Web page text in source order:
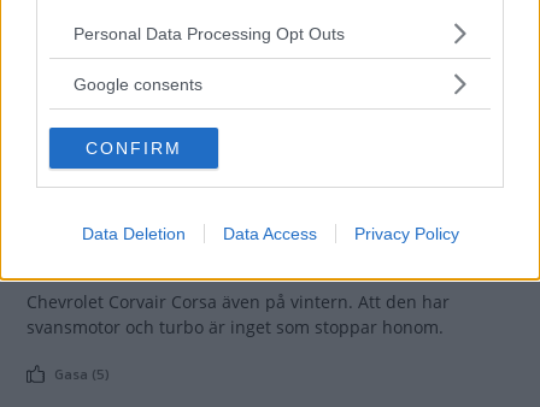
Please note that this website/app uses one or more Google
not limited to your visit or usage behaviour. You may click to
use your data for below specified purposes in below Google
consent section.
Personal Data Processing Opt Outs
Google consents
CONFIRM
Data Deletion Data Access Privacy Policy
stilbildande, nydananade bilarna som kom runt 1990? Först
ut - Chevrolet Corvette ZR-1. En muskelbil på modernt sätt.
Svansmotor och turbo
på snö!
REPORTAGE 16 februari 2021 Arne Nilsson i Brunflo kör sin
Chevrolet Corvair Corsa även på vintern. Att den har
svansmotor och turbo är inget som stoppar honom.
Gasa (5)